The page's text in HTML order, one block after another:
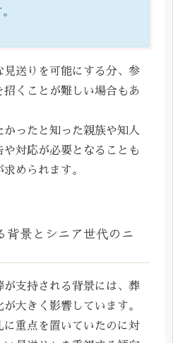
送りを可能にする分、参
くことが難しい場合もあ
ったと知った親族や知人
対応が必要となることも
められます。
背景とシニア世代のニ
が支持される背景には、葬
大きく影響しています。
重点を置いていたのに対